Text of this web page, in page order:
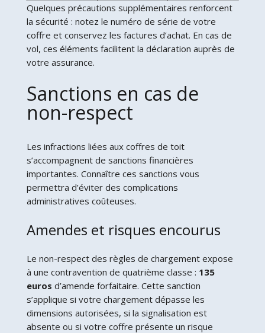
Quelques précautions supplémentaires renforcent
la sécurité : notez le numéro de série de votre
coffre et conservez les factures d’achat. En cas de
vol, ces éléments facilitent la déclaration auprès de
votre assurance.
Sanctions en cas de
non-respect
Les infractions liées aux coffres de toit
s’accompagnent de sanctions financières
importantes. Connaître ces sanctions vous
permettra d’éviter des complications
administratives coûteuses.
Amendes et risques encourus
Le non-respect des règles de chargement expose
à une contravention de quatrième classe : 135
euros d’amende forfaitaire. Cette sanction
s’applique si votre chargement dépasse les
dimensions autorisées, si la signalisation est
absente ou si votre coffre présente un risque